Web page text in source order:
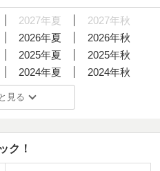
クターデザイン・総作画監督:小原充 /
影監督:佐藤陽一郎 / 編集:岡祐司 / 音楽:
リーム・フォース
憶のカケラ」
2027年夏
2027年秋
2026年夏
2026年秋
2025年夏
2025年秋
2024年夏
2024年秋
2023年夏
2022年夏
見る
ク！